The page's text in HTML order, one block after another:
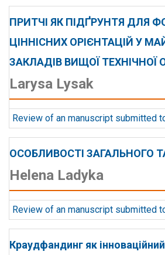
ПРИТЧІ ЯК ПІДҐРУНТЯ ДЛЯ
ЦІННІСНИХ ОРІЄНТАЦІЙ У
ЗАКЛАДІВ ВИЩОЇ ТЕХНІЧНОЇ
Larysa Lysak
Review of an manuscript submitted
ОСОБЛИВОСТІ ЗАГАЛЬНОГО
Helena Ladyka
Review of an manuscript submitted
Краудфандинг як